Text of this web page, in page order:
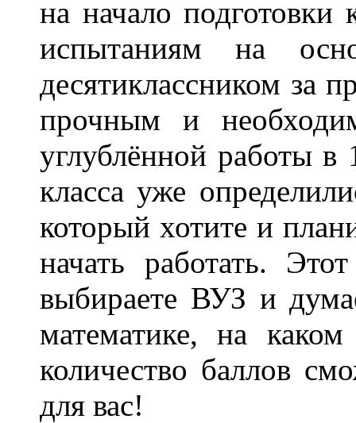
на начало
испытаниям на
десятиклассником за
прочным и
углублённой работы в
класса уже
который хотите и
начать работать.
выбираете ВУЗ и
математике, на
количество баллов
для вас!